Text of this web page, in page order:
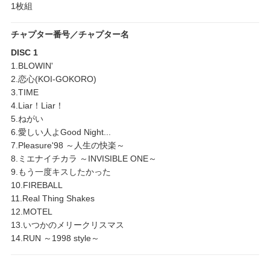
1枚組
チャプター番号／チャプター名
DISC 1
1.BLOWIN'
2.恋心(KOI-GOKORO)
3.TIME
4.Liar！Liar！
5.ねがい
6.愛しい人よGood Night...
7.Pleasure'98 ～人生の快楽～
8.ミエナイチカラ ～INVISIBLE ONE～
9.もう一度キスしたかった
10.FIREBALL
11.Real Thing Shakes
12.MOTEL
13.いつかのメリークリスマス
14.RUN ～1998 style～